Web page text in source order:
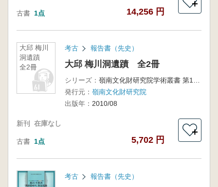
古書 1点 14,256 円
＋
大邱 梅川
洞遺蹟
全2冊
考古 報告書（先史）
大邱 梅川洞遺蹟 全2冊
シリーズ：
発行元： 嶺南文化財研究院
出版年： 2010/08
新刊 在庫なし
古書 1点 5,702 円
＋
考古 報告書（先史）